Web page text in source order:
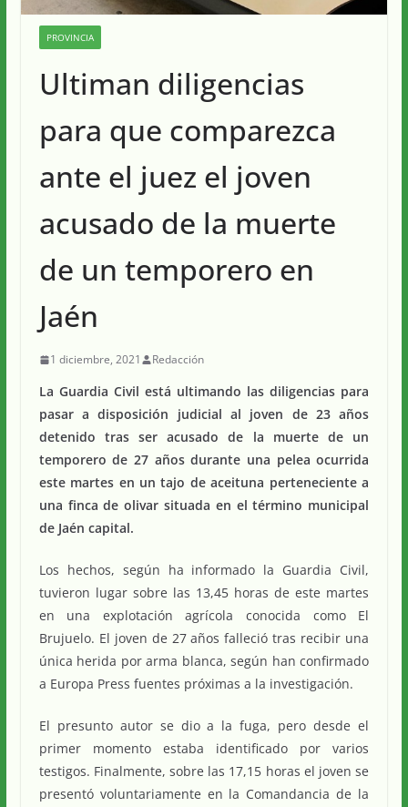
PROVINCIA
Ultiman diligencias
para que comparezca
ante el juez el joven
acusado de la muerte
de un temporero en
Jaén
1 diciembre, 2021 Redacción
La Guardia Civil está ultimando las diligencias para
pasar a disposición judicial al joven de 23 años
detenido tras ser acusado de la muerte de un
temporero de 27 años durante una pelea ocurrida
este martes en un tajo de aceituna perteneciente a
una finca de olivar situada en el término municipal
de Jaén capital.
Los hechos, según ha informado la Guardia Civil,
tuvieron lugar sobre las 13,45 horas de este martes
en una explotación agrícola conocida como El
Brujuelo. El joven de 27 años falleció tras recibir una
única herida por arma blanca, según han confirmado
a Europa Press fuentes próximas a la investigación.
El presunto autor se dio a la fuga, pero desde el
primer momento estaba identificado por varios
testigos. Finalmente, sobre las 17,15 horas el joven se
presentó voluntariamente en la Comandancia de la